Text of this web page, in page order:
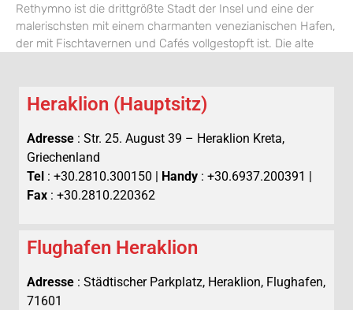
Rethymno ist die drittgrößte Stadt der Insel und eine der
malerischsten mit einem charmanten venezianischen Hafen,
der mit Fischtavernen und Cafés vollgestopft ist. Die alte
Heraklion (Hauptsitz)
Adresse : Str. 25. August 39 – Heraklion Kreta,
Griechenland
Tel : +30.2810.300150 | Handy : +30.6937.200391 |
Fax : +30.2810.220362
Flughafen Heraklion
Adresse : Städtischer Parkplatz, Heraklion, Flughafen,
71601